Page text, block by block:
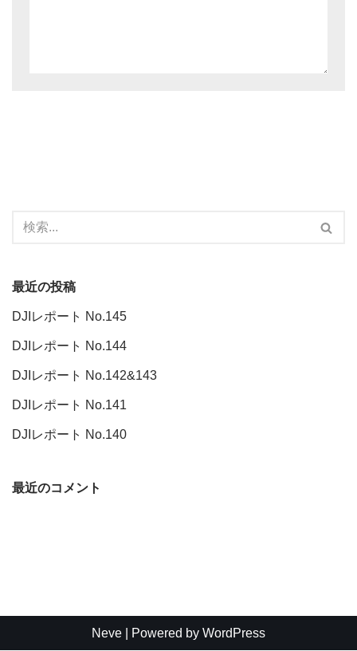
最近の投稿
DJIレポート No.145
DJIレポート No.144
DJIレポート No.142&143
DJIレポート No.141
DJIレポート No.140
最近のコメント
Neve | Powered by WordPress